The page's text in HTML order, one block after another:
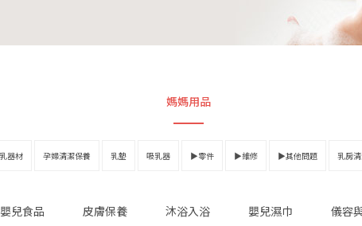
媽媽用品
器材 孕婦清潔保養 乳墊 吸乳器 ▶零件 ▶維修 ▶其他問題 乳房
嬰兒食品 皮膚保養 沐浴入浴 嬰兒濕巾 儀容